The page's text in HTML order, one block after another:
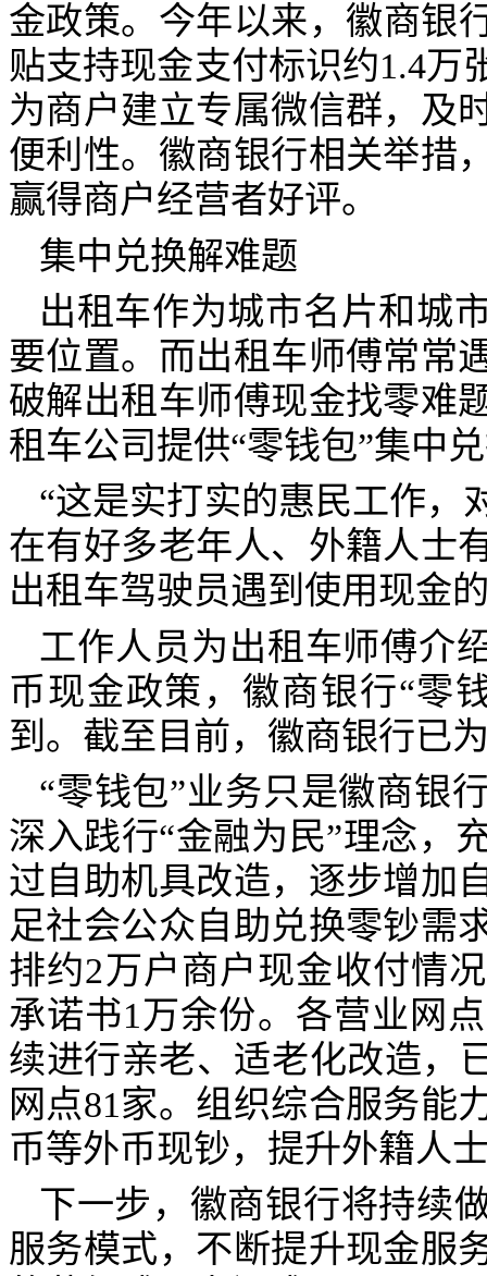
金政策。今年以来，徽商银
贴支持现金支付标识约1.4万
为商户建立专属微信群，及
便利性。徽商银行相关举措
赢得商户经营者好评。
集中兑换解难题
出租车作为城市名片和城
要位置。而出租车师傅常常
破解出租车师傅现金找零难
租车公司提供“零钱包”集中
“这是实打实的惠民工作，
在有好多老年人、外籍人士
出租车驾驶员遇到使用现金
工作人员为出租车师傅介
币现金政策，徽商银行“零
到。截至目前，徽商银行已
“零钱包”业务只是徽商银
深入践行“金融为民”理念，
过自助机具改造，逐步增加
足社会公众自助兑换零钞需
排约2万户商户现金收付情
承诺书1万余份。各营业网
续进行亲老、适老化改造，
网点81家。组织综合服务能
币等外币现钞，提升外籍人
下一步，徽商银行将持续
服务模式，不断提升现金服